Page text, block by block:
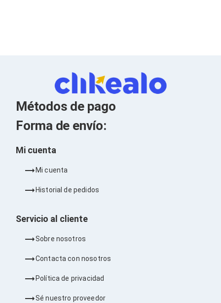
Kits de Herramientas
Candados para PC's
Protectores para PC's
Limpiadores para Electrónicos
Lentes para Computadora
Laptops
Workstations
Mini PC's
Electrónica de Consumo
Micrófonos
Bases para Audífonos
Audífonos Intrauriculares
Bocinas y Bafles
Bocinas para Computadora
Métodos de pago
Forma de envío:
Mi cuenta
Mi cuenta
Historial de pedidos
Servicio al cliente
Sobre nosotros
Contacta con nosotros
Política de privacidad
Sé nuestro proveedor